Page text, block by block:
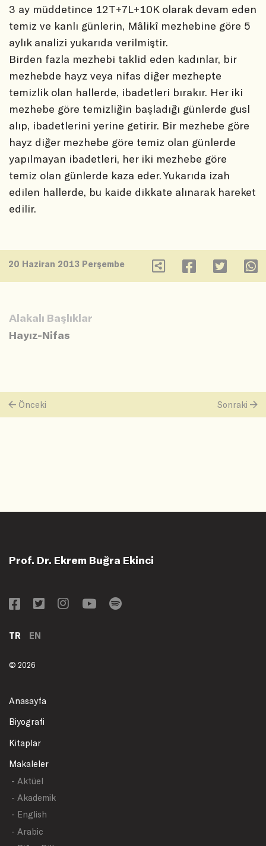
3 ay müddetince 12T+7L+10K olarak devam eden
temiz ve kanlı günlerin, Mâlikî mezhebine göre 5
aylık analizi yukarıda verilmiştir.
Birden fazla mezhebi taklid eden kadınlar, bir
mezhebde hayz veya nifas diğer mezhepte
temizlik olan hallerde, ibadetleri bırakır. Her iki
mezhebe göre temizliğin başladığı günlerde gusl
alıp, ibadetlerini yerine getirir. Bir mezhebe göre
hayz diğer mezhebe göre temiz olan günlerde
yapılmayan ibadetleri, her iki mezhebe göre
temiz olan günlerde kaza eder. Yukarıda izah
edilen hallerde, bu kaide dikkate alınarak hareket
edilir.
20 Haziran 2013 Perşembe
Alakalı Başlıklar
Hayız-Nifas
Önceki Sonraki
Prof. Dr. Ekrem Buğra Ekinci
TR EN
© 2026
Anasayfa
Biyografi
Kitaplar
Makaleler
- Aktüel
- Akademik
- English
- Arabic